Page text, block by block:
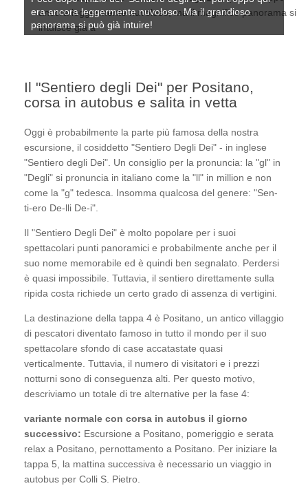
era ancora leggermente nuvoloso. Ma il grandioso
panorama si può già intuire!
Il "Sentiero degli Dei" per Positano,
corsa in autobus e salita in vetta
Oggi è probabilmente la parte più famosa della nostra
escursione, il cosiddetto "Sentiero Degli Dei" - in inglese
"Sentiero degli Dei". Un consiglio per la pronuncia: la "gl" in
"Degli" si pronuncia in italiano come la "ll" in million e non
come la "g" tedesca. Insomma qualcosa del genere: "Sen-
ti-ero De-lli De-i".
Il "Sentiero Degli Dei" è molto popolare per i suoi
spettacolari punti panoramici e probabilmente anche per il
suo nome memorabile ed è quindi ben segnalato. Perdersi
è quasi impossibile. Tuttavia, il sentiero direttamente sulla
ripida costa richiede un certo grado di assenza di vertigini.
La destinazione della tappa 4 è Positano, un antico villaggio
di pescatori diventato famoso in tutto il mondo per il suo
spettacolare sfondo di case accatastate quasi
verticalmente. Tuttavia, il numero di visitatori e i prezzi
notturni sono di conseguenza alti. Per questo motivo,
descriviamo un totale di tre alternative per la fase 4:
variante normale con corsa in autobus il giorno
successivo: Escursione a Positano, pomeriggio e serata
relax a Positano, pernottamento a Positano. Per iniziare la
tappa 5, la mattina successiva è necessario un viaggio in
autobus per Colli S. Pietro.